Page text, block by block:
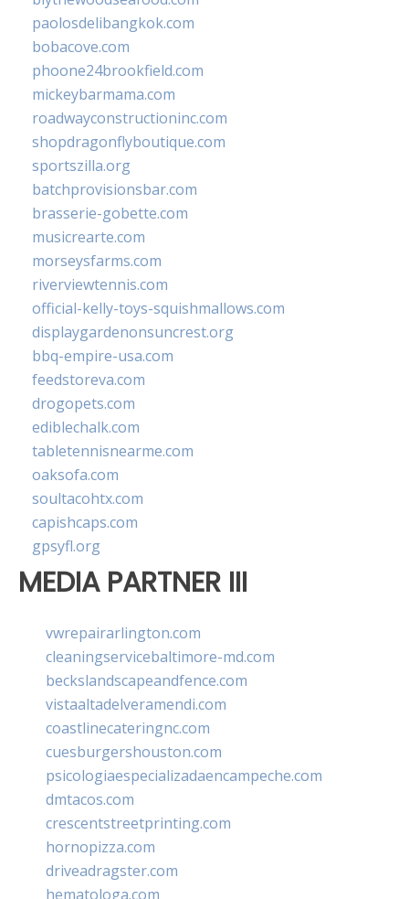
paolosdelibangkok.com
bobacove.com
phoone24brookfield.com
mickeybarmama.com
roadwayconstructioninc.com
shopdragonflyboutique.com
sportszilla.org
batchprovisionsbar.com
brasserie-gobette.com
musicrearte.com
morseysfarms.com
riverviewtennis.com
official-kelly-toys-squishmallows.com
displaygardenonsuncrest.org
bbq-empire-usa.com
feedstoreva.com
drogopets.com
ediblechalk.com
tabletennisnearme.com
oaksofa.com
soultacohtx.com
capishcaps.com
gpsyfl.org
MEDIA PARTNER III
vwrepairarlington.com
cleaningservicebaltimore-md.com
beckslandscapeandfence.com
vistaaltadelveramendi.com
coastlinecateringnc.com
cuesburgershouston.com
psicologiaespecializadaencampeche.com
dmtacos.com
crescentstreetprinting.com
hornopizza.com
driveadragster.com
hematologa.com